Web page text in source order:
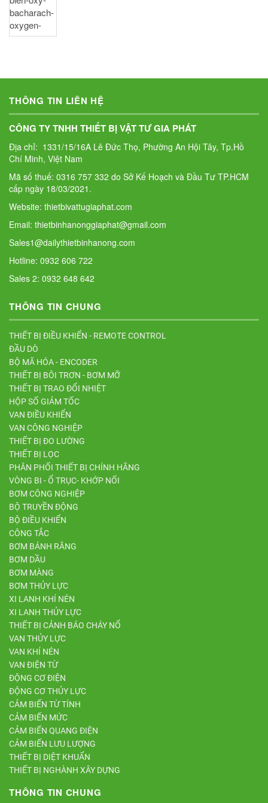
THÔNG TIN LIÊN HỆ
CÔNG TY TNHH THIẾT BỊ VẬT TƯ GIA PHÁT
Địa chỉ: 1331/15/16A Lê Đức Thọ, Phường An Hội Tây, Tp.Hồ
Chí Minh, Việt Nam
Mã số thuế: 0316 757 332 do Sở Kế Hoạch và Đầu Tư TP.HCM
cấp ngày 18/03/2021.
Website: thietbivattugiaphat.com
Email: thietbinhanonggiaphat@gmail.com
Sales1@dailythietbinhanong.com
Hotline: 0932 606 722
Sales 2: 0932 648 642
THÔNG TIN CHUNG
THIẾT BỊ ĐIỀU KHIỂN - REMOTE CONTROL
ĐẦU DÒ
BỘ MÃ HÓA - ENCODER
THIẾT BỊ BÔI TRƠN - BƠM MỠ
THIẾT BỊ TRAO ĐỔI NHIỆT
HỘP SỐ GIẢM TỐC
VAN ĐIỀU KHIỂN
VAN CÔNG NGHIỆP
THIẾT BỊ ĐO LƯỜNG
THIẾT BỊ LỌC
PHÂN PHỐI THIẾT BỊ CHÍNH HÃNG
VÒNG BI - Ổ TRỤC- KHỚP NỐI
BƠM CÔNG NGHIỆP
BỘ TRUYỀN ĐỘNG
BỘ ĐIỀU KHIỂN
CÔNG TẮC
BƠM BÁNH RĂNG
BƠM DẦU
BƠM MÀNG
BƠM THỦY LỰC
XI LANH KHÍ NÉN
XI LANH THỦY LỰC
THIẾT BỊ CẢNH BÁO CHÁY NỔ
VAN THỦY LỰC
VAN KHÍ NÉN
VAN ĐIỆN TỪ
ĐỘNG CƠ ĐIỆN
ĐỘNG CƠ THỦY LỰC
CẢM BIẾN TỪ TÍNH
CẢM BIẾN MỨC
CẢM BIẾN QUANG ĐIỆN
CẢM BIẾN LƯU LƯỢNG
THIẾT BỊ DIỆT KHUẨN
THIẾT BỊ NGHÀNH XÂY DỰNG
THÔNG TIN CHUNG